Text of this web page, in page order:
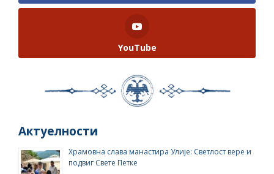
YouTube
Актуелности
Храмовна слава манастира Улије: Светлост вере и
подвиг Свете Петке